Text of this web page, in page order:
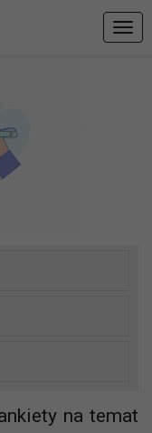
na temat